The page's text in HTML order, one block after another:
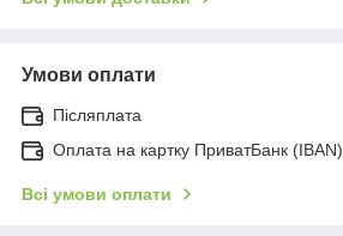
Умови оплати
Післяплата
Оплата на картку ПриватБанк (IBAN)
Всі умови оплати